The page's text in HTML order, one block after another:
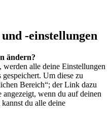
-einstellungen
ändern?
alle deine Einstellungen
Um diese zu
Bereich“; der Link dazu
wenn du auf deinen
du alle deine